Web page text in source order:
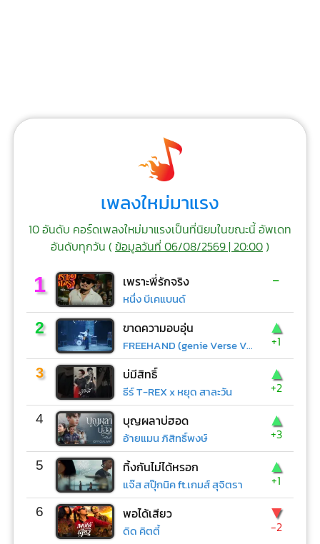
เพลงใหม่มาแรง
10 อันดับ คอร์ดเพลงใหม่มาแรงเป็นที่นิยมในขณะนี้ อัพเดท
อันดับทุกวัน (ข้อมูลวันที่ 06/08/2569 | 20:00)
1 เพราะพี่รักจริง
หนึ่ง บีเคแบนด์
-
2 ขาดความอบอุ่น
FREEHAND (genie Verse Vol.1)
▲
+1
3 บ่มีสิทธิ์
ธีร์ T-REX x หยุด สาละวัน
▲
+2
4 บุญผลาบ่ฮอด
อ้ายแมน ภิสิทธิ์พงษ์
▲
+3
5 ทิ้งกันไม่ได้หรอก
แจ๊ส สปุ๊กนิค ft.เกมส์ สุจิตรา
▲
+1
6 พอได้เสียว
ดิด คิตตี้
▼
-2